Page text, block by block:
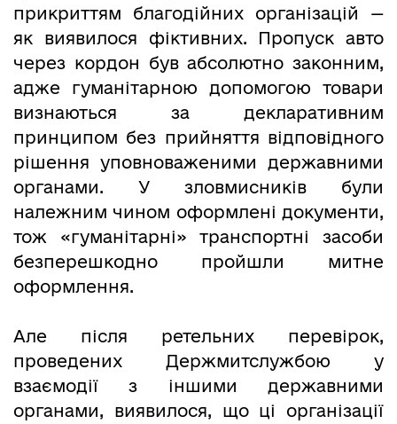
прикриттям благодійних організацій —
як виявилося фіктивних. Пропуск авто
через кордон був абсолютно законним,
адже гуманітарною допомогою товари
визнаються за декларативним
принципом без прийняття відповідного
рішення уповноваженими державними
органами. У зловмисників були
належним чином оформлені документи,
тож «гуманітарні» транспортні засоби
безперешкодно пройшли митне
оформлення.
Але після ретельних перевірок,
проведених Держмитслужбою у
взаємодії з іншими державними
органами, виявилося, що ці організації